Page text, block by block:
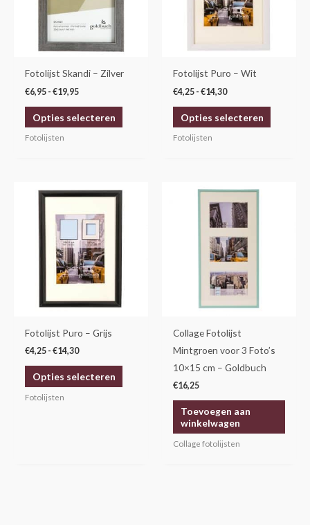
Fotolijst Skandi – Zilver
€6,95 - €19,95
Opties selecteren
kan
productpagina
Fotolijsten
Fotolijst Puro – Wit
€4,25 - €14,30
Opties selecteren
kan
Fotolijsten
Fotolijst Puro – Grijs
€4,25 - €14,30
€4,25
€14,30
Opties selecteren
Dit
optie
kan
op
productpagina
Fotolijsten
Collage Fotolijst
Mintgroen voor 3 Foto’s
10×15 cm – Goldbuch
€16,25
Toevoegen aan
winkelwagen
Collage fotolijsten